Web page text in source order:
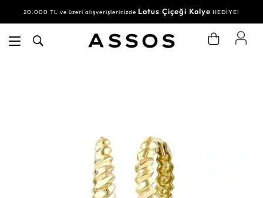
20.000 TL ve üzeri alışverişlerinizde Lotus Çiçeği Kolye HEDİYE!